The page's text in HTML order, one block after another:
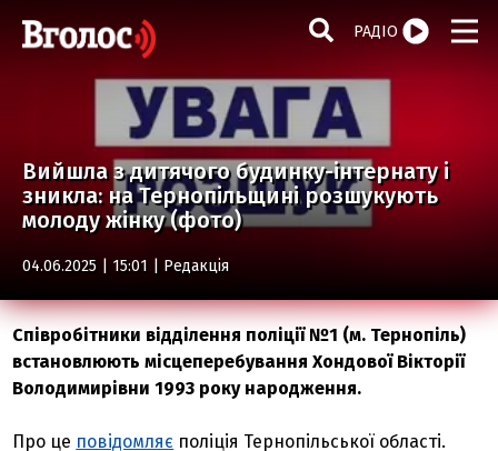
РАДІО
Вийшла з дитячого будинку-інтернату і
зникла: на Тернопільщині розшукують
молоду жінку (фото)
04.06.2025 | 15:01 | Редакція
Співробітники відділення поліції №1 (м. Тернопіль)
встановлюють місцеперебування Хондової Вікторії
Володимирівни 1993 року народження.
Про це повідомляє поліція Тернопільської області.